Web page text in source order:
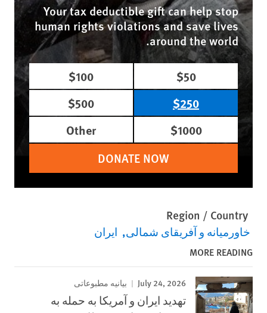
Your tax deductible gift can help stop
human rights violations and save lives
around the world.
$50
$100
$250
$500
$1000
Other
DONATE NOW
Region / Country
خاورمیانه و آفریقای شمالی ایران
MORE READING
July 24, 2026 بیانیه مطبوعاتی
تهدید ایران و آمریکا به حمله به